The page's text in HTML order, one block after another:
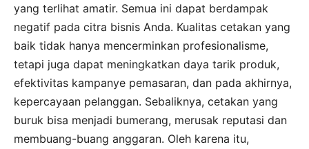
yang terlihat amatir. Semua ini dapat berdampak
negatif pada citra bisnis Anda. Kualitas cetakan yang
baik tidak hanya mencerminkan profesionalisme,
tetapi juga dapat meningkatkan daya tarik produk,
efektivitas kampanye pemasaran, dan pada akhirnya,
kepercayaan pelanggan. Sebaliknya, cetakan yang
buruk bisa menjadi bumerang, merusak reputasi dan
membuang-buang anggaran. Oleh karena itu,